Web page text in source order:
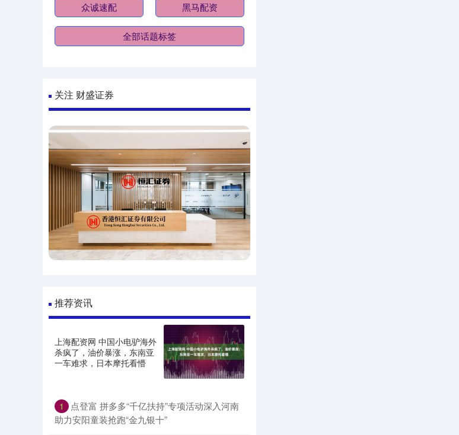
众诚速配 黑马配资
全部话题标签
关注 财盛证券
推荐资讯
上海配资网 中国小电驴海外
杀疯了，油价暴涨，东南亚
一车难求，日本摩托看懵
1
点登富 拼多多“千亿扶持”专项活动深入河南
助力安阳童装抢跑“金九银十”